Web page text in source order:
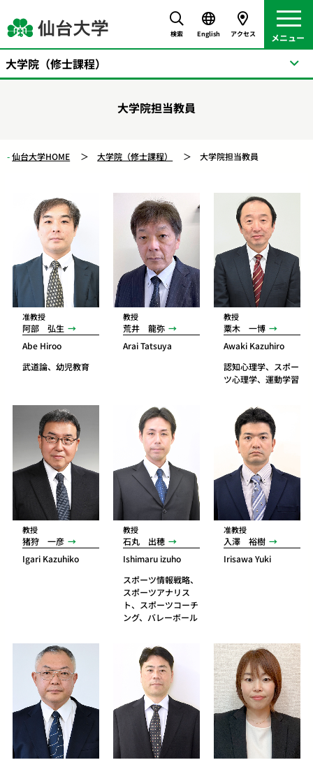
検索 English アクセス
大学院担当教員
仙台大学HOME 大学院（修士課程） 大学院担当教員
准教授
阿部 弘生
Abe Hiroo
武道論、幼児教育
教授
荒井 龍弥
Arai Tatsuya
教授
粟木 一博
Awaki Kazuhiro
認知心理学、スポー
ツ心理学、運動学習
教授
猪狩 一彦
Igari Kazuhiko
教授
石丸 出穂
Ishimaru izuho
スポーツ情報戦略、
スポーツアナリス
ト、スポーツコーチ
ング、バレーボール
准教授
入澤 裕樹
Irisawa Yuki
大学院（修士課程）